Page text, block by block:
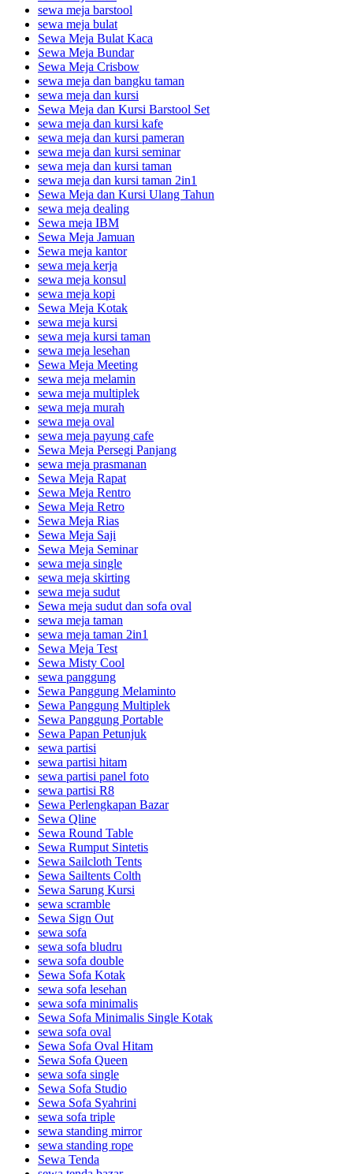
sewa meja barstool
sewa meja bulat
Sewa Meja Bulat Kaca
Sewa Meja Bundar
Sewa Meja Crisbow
sewa meja dan bangku taman
sewa meja dan kursi
Sewa Meja dan Kursi Barstool Set
sewa meja dan kursi kafe
sewa meja dan kursi pameran
sewa meja dan kursi seminar
sewa meja dan kursi taman
sewa meja dan kursi taman 2in1
Sewa Meja dan Kursi Ulang Tahun
sewa meja dealing
Sewa meja IBM
Sewa Meja Jamuan
Sewa meja kantor
sewa meja kerja
sewa meja konsul
sewa meja kopi
Sewa Meja Kotak
sewa meja kursi
sewa meja kursi taman
sewa meja lesehan
Sewa Meja Meeting
sewa meja melamin
sewa meja multiplek
sewa meja murah
sewa meja oval
sewa meja payung cafe
Sewa Meja Persegi Panjang
sewa meja prasmanan
Sewa Meja Rapat
Sewa Meja Rentro
Sewa Meja Retro
Sewa Meja Rias
Sewa Meja Saji
Sewa Meja Seminar
sewa meja single
sewa meja skirting
sewa meja sudut
Sewa meja sudut dan sofa oval
sewa meja taman
sewa meja taman 2in1
Sewa Meja Test
Sewa Misty Cool
sewa panggung
Sewa Panggung Melaminto
Sewa Panggung Multiplek
Sewa Panggung Portable
Sewa Papan Petunjuk
sewa partisi
sewa partisi hitam
sewa partisi panel foto
sewa partisi R8
Sewa Perlengkapan Bazar
Sewa Qline
Sewa Round Table
Sewa Rumput Sintetis
Sewa Sailcloth Tents
Sewa Sailtents Colth
Sewa Sarung Kursi
sewa scramble
Sewa Sign Out
sewa sofa
sewa sofa bludru
sewa sofa double
Sewa Sofa Kotak
sewa sofa lesehan
sewa sofa minimalis
Sewa Sofa Minimalis Single Kotak
sewa sofa oval
Sewa Sofa Oval Hitam
Sewa Sofa Queen
sewa sofa single
Sewa Sofa Studio
Sewa Sofa Syahrini
sewa sofa triple
sewa standing mirror
sewa standing rope
Sewa Tenda